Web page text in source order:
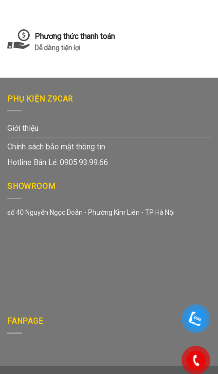
Phương thức thanh toán
Dễ dàng tiện lợi
PHỤ KIỆN Z9CAR
Giới thiệu
Chính sách bảo mật thông tin
Hotline Bán Lẻ: 0905.93.99.66
SHOWROOM
số 40 Nguyễn Ngọc Doãn - Phường Kim Liên - TP Hà Nội
FANPAGE